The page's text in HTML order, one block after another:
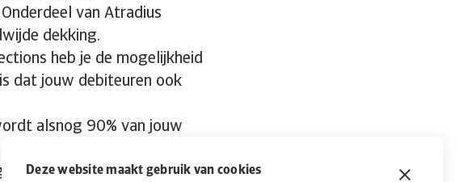
Deze website maakt gebruik van cookies
van Atradius
dekking.
heb je de mogelijkheid
dat jouw debiteuren ook
alsnog 90% van jouw
uitstekend afgedekt en
doelen. Daar ben je